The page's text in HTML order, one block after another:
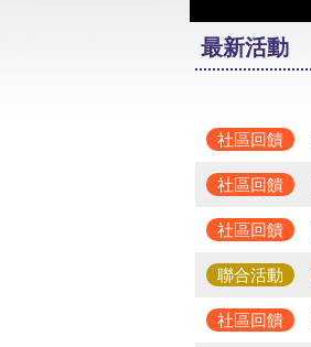
最新活動
社區回饋
社區回饋
社區回饋
聯合活動
社區回饋